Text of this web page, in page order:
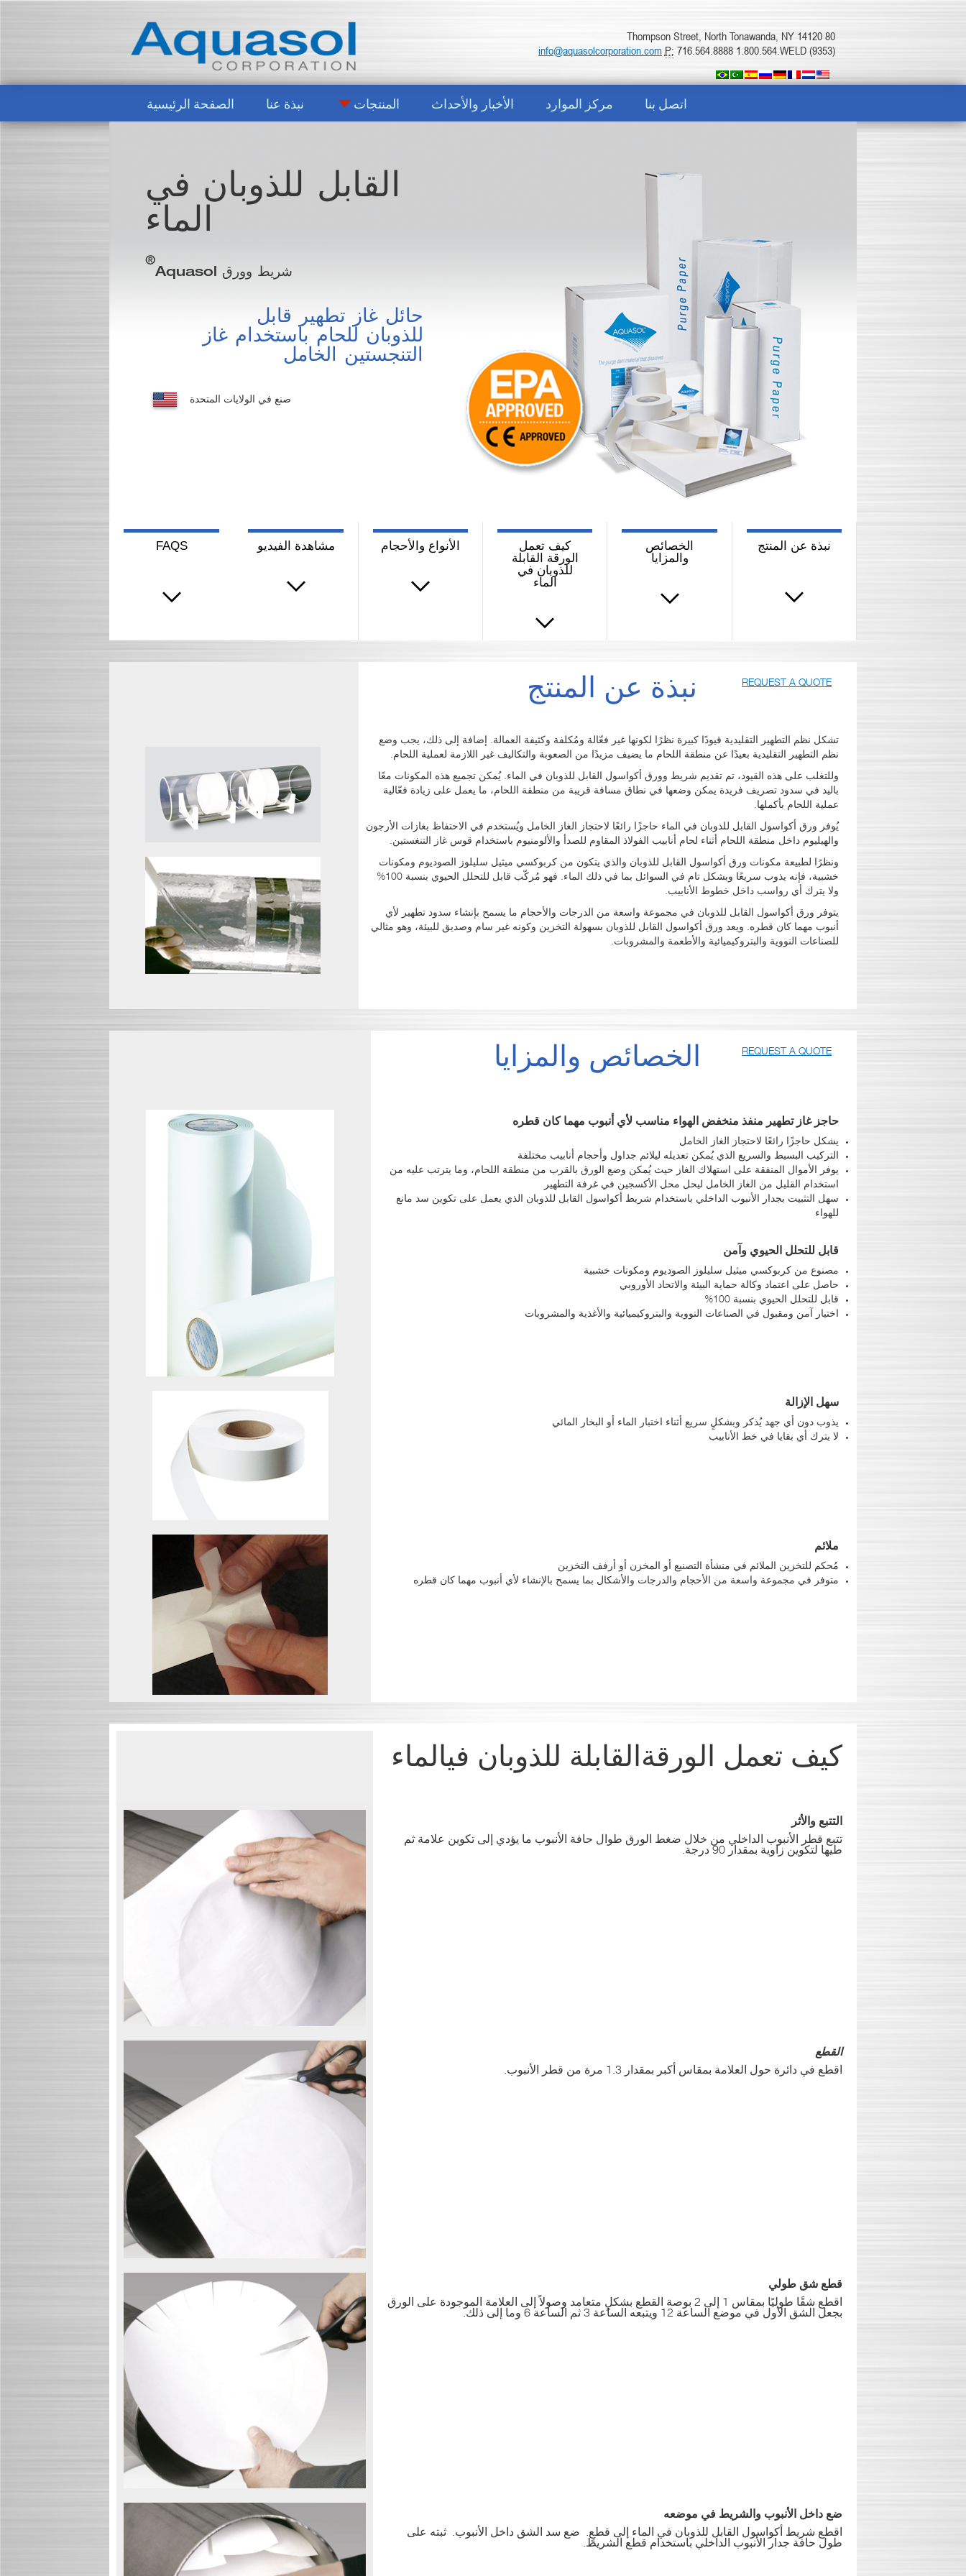
80 Thompson Street, North Tonawanda, NY 14120
P: 716.564.8888 1.800.564.WELD (9353)
info@aquasolcorporation.com
الصفحة الرئيسية نبذة عنا المنتجات الأخبار والأحداث مركز الموارد اتصل بنا
القابل للذوبان في
الماء
شريط وورق Aquasol
®
حائل غاز تطهير قابل
للذوبان للحام باستخدام غاز
التنجستين الخامل
صنع في الولايات المتحدة
نبذة عن المنتج
الخصائص
والمزايا
كيف تعمل
الورقة القابلة
للذوبان في
الماء
الأنواع والأحجام مشاهدة الفيديو FAQS
REQUEST A QUOTE نبذة عن المنتج
تشكل نظم التطهير التقليدية قيودًا كبيرة نظرًا لكونها غير فعّالة ومُكلفة وكثيفة العمالة. إضافة إلى ذلك، يجب وضع
نظم التطهير التقليدية بعيدًا عن منطقة اللحام ما يضيف مزيدًا من الصعوبة والتكاليف غير اللازمة لعملية اللحام.
وللتغلب على هذه القيود، تم تقديم شريط وورق أكواسول القابل للذوبان في الماء. يُمكن تجميع هذه المكونات معًا
باليد في سدود تصريف فريدة يمكن وضعها في نطاق مسافة قريبة من منطقة اللحام، ما يعمل على زيادة فعّالية
عملية اللحام بأكملها.
يُوفر ورق أكواسول القابل للذوبان في الماء حاجزًا رائعًا لاحتجاز الغاز الخامل ويُستخدم في الاحتفاظ بغازات الأرجون
والهيليوم داخل منطقة اللحام أثناء لحام أنابيب الفولاذ المقاوم للصدأ والألومنيوم باستخدام قوس غاز التنغستين.
ونظرًا لطبيعة مكونات ورق أكواسول القابل للذوبان والذي يتكون من كربوكسي ميثيل سليلوز الصوديوم ومكونات
خشبية، فإنه يذوب سريعًا وبشكل تام في السوائل بما في ذلك الماء. فهو مُركّب قابل للتحلل الحيوي بنسبة 100%
ولا يترك أي رواسب داخل خطوط الأنابيب.
يتوفر ورق أكواسول القابل للذوبان في مجموعة واسعة من الدرجات والأحجام ما يسمح بإنشاء سدود تطهير لأي
أنبوب مهما كان قطره. ويعد ورق أكواسول القابل للذوبان بسهولة التخزين وكونه غير سام وصديق للبيئة، وهو مثالي
للصناعات النووية والبتروكيميائية والأطعمة والمشروبات.
REQUEST A QUOTE الخصائص والمزايا
حاجز غاز تطهير منفذ منخفض الهواء مناسب لأي أنبوب مهما كان قطره
يشكل حاجزًا رائعًا لاحتجاز الغاز الخامل
التركيب البسيط والسريع الذي يُمكن تعديله ليلائم جداول وأحجام أنابيب مختلفة
يوفر الأموال المنفقة على استهلاك الغاز حيث يُمكن وضع الورق بالقرب من منطقة اللحام، وما يترتب عليه من
استخدام القليل من الغاز الخامل ليحل محل الأكسجين في غرفة التطهير
سهل التثبيت بجدار الأنبوب الداخلي باستخدام شريط أكواسول القابل للذوبان الذي يعمل على تكوين سد مانع
للهواء
قابل للتحلل الحيوي وآمن
مصنوع من كربوكسي ميثيل سليلوز الصوديوم ومكونات خشبية
حاصل على اعتماد وكالة حماية البيئة والاتحاد الأوروبي
قابل للتحلل الحيوي بنسبة 100%
اختيار آمن ومقبول في الصناعات النووية والبتروكيميائية والأغذية والمشروبات
سهل الإزالة
يذوب دون أي جهد يُذكر وبشكلٍ سريع أثناء اختبار الماء أو البخار المائي
لا يترك أي بقايا في خط الأنابيب
ملائم
مُحكم للتخزين الملائم في منشأة التصنيع أو المخزن أو أرفف التخزين
متوفر في مجموعة واسعة من الأحجام والدرجات والأشكال بما يسمح بالإنشاء لأي أنبوب مهما كان قطره
كيف تعمل الورقةالقابلة للذوبان فيالماء
التتبع والأثر
تتبع قطر الأنبوب الداخلي من خلال ضغط الورق طوال حافة الأنبوب ما يؤدي إلى تكوين علامة ثم
طيها لتكوين زاوية بمقدار 90 درجة.
القطع
اقطع في دائرة حول العلامة بمقاس أكبر بمقدار 1.3 مرة من قطر الأنبوب.
قطع شق طولي
اقطع شقًا طوليًا بمقاس 1 إلى 2 بوصة القطع بشكلٍ متعامد وصولاً إلى العلامة الموجودة على الورق
بجعل الشق الأول في موضع الساعة 12 ويتبعه الساعة 3 ثم الساعة 6 وما إلى ذلك.
ضع داخل الأنبوب والشريط في موضعه
اقطع شريط أكواسول القابل للذوبان في الماء إلى قطعٍ. ضع سد الشق داخل الأنبوب. ثبته على
طول حافة جدار الأنبوب الداخلي باستخدام قطع الشريط.